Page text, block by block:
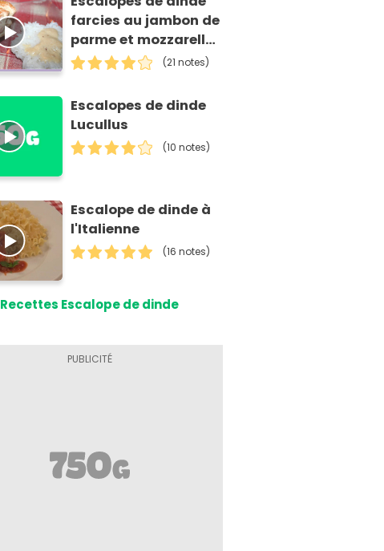
farcies au jambon de
parme et mozzarella
avec sa sauce au
(21 notes)
Escalopes de dinde
Lucullus
(10 notes)
Escalope de dinde à
l'Italienne
(16 notes)
Recettes Escalope de dinde